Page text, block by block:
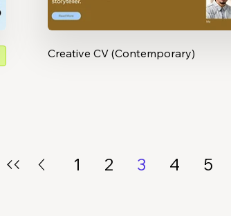
Creative CV (Contemporary)
1 2 3 4 5